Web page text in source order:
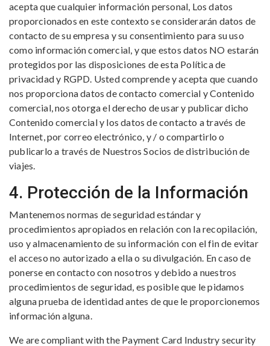
acepta que cualquier información personal, Los datos
proporcionados en este contexto se considerarán datos de
contacto de su empresa y su consentimiento para su uso
como información comercial, y que estos datos NO estarán
protegidos por las disposiciones de esta Política de
privacidad y RGPD. Usted comprende y acepta que cuando
nos proporciona datos de contacto comercial y Contenido
comercial, nos otorga el derecho de usar y publicar dicho
Contenido comercial y los datos de contacto a través de
Internet, por correo electrónico, y / o compartirlo o
publicarlo a través de Nuestros Socios de distribución de
viajes.
4. Protección de la Información
Mantenemos normas de seguridad estándar y
procedimientos apropiados en relación con la recopilación,
uso y almacenamiento de su información con el fin de evitar
el acceso no autorizado a ella o su divulgación. En caso de
ponerse en contacto con nosotros y debido a nuestros
procedimientos de seguridad, es posible que le pidamos
alguna prueba de identidad antes de que le proporcionemos
información alguna.
We are compliant with the Payment Card Industry security